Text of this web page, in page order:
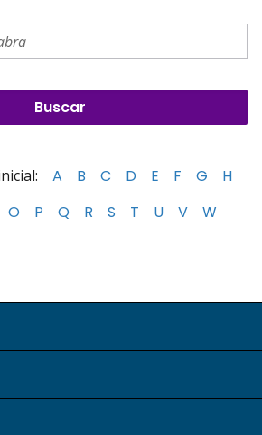
A B C D E F G
H
O P Q R S T U V
W